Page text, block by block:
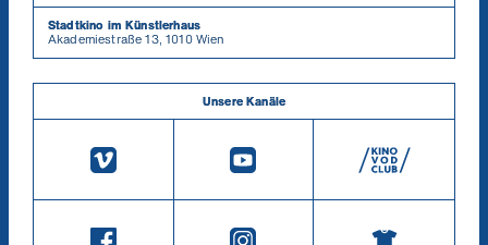
Stadtkino im Künstlerhaus
Akademiestraße 13, 1010 Wien
Unsere Kanäle